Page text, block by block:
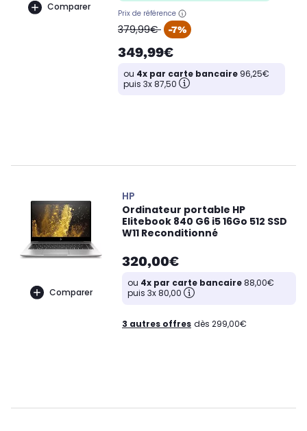
Comparer
Prix de référence
oldPrice
379,99€ -7%
349,99€
ou 4x par carte bancaire 96,25€
puis 3x 87,50
Comparer
HP
Ordinateur portable HP
Elitebook 840 G6 i5 16Go 512 SSD
W11 Reconditionné
320,00€
ou 4x par carte bancaire88,00€
puis 3x 80,00
3 autres offres dès 299,00€